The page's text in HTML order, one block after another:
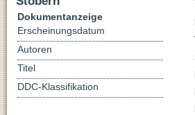
Dokumentanzeige
Erscheinungsdatum
Autoren
Titel
DDC-Klassifikation